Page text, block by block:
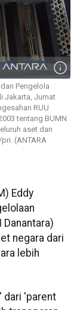
Pengelola
Jakarta, Jumat
RUU
tentang BUMN
aset dan
(ANTARA
Eddy
Danantara)
negara dari
lebih
dari 'parent